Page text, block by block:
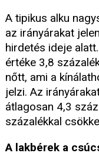
A tipikus alku
az irányárakat
hirdetés ideje
értéke 3,8
nőtt, ami a
jelzi. Az
átlagosan 4,3
százalékkal
A lakbérek a